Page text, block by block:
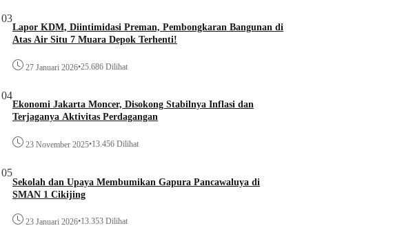
03
Lapor KDM, Diintimidasi Preman, Pembongkaran Bangunan di
Atas Air Situ 7 Muara Depok Terhenti!
27 Januari 2026•25.686 Dilihat
04
Ekonomi Jakarta Moncer, Disokong Stabilnya Inflasi dan
Terjaganya Aktivitas Perdagangan
23 November 2025•13.456 Dilihat
05
Sekolah dan Upaya Membumikan Gapura Pancawaluya di
SMAN 1 Cikijing
23 Januari 2026•13.353 Dilihat